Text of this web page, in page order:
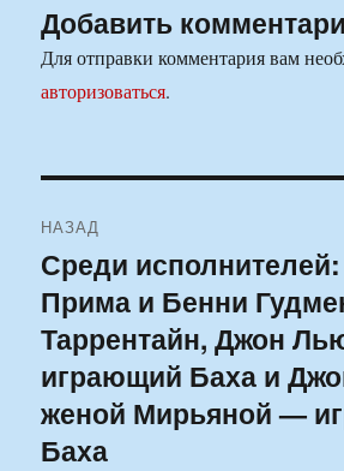
Добавить
Для отправки комментария вам
авторизоваться.
по
записям
НАЗАД
Предыдущая
запись:
Среди
Прима и Бенни
Таррентайн, Джон
играющий Баха и
женой Мирьяной —
Баха